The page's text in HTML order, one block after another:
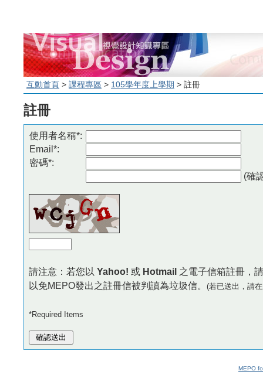
互動首頁 > 課程專區 > 105學年度上學期 > 註冊
註冊
使用者名稱*:
Email*:
密碼*:
(確
請注意：若您以 Yahoo! 或 Hotmail 之電子信箱註冊，
以免MEPO發出之註冊信被判讀為垃圾信。 (若已送出，請
*Required Items
MEPO